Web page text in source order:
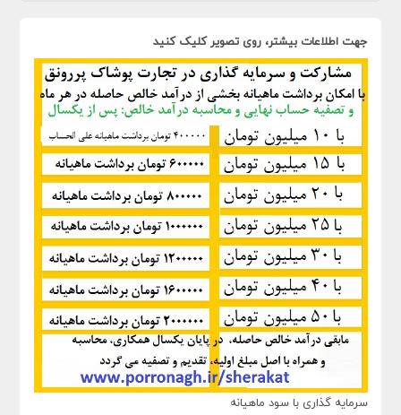
جهت اطلاعات بیشتر، روی تصویر کلیک کنید
سرمایه گذاری با سود ماهیانه